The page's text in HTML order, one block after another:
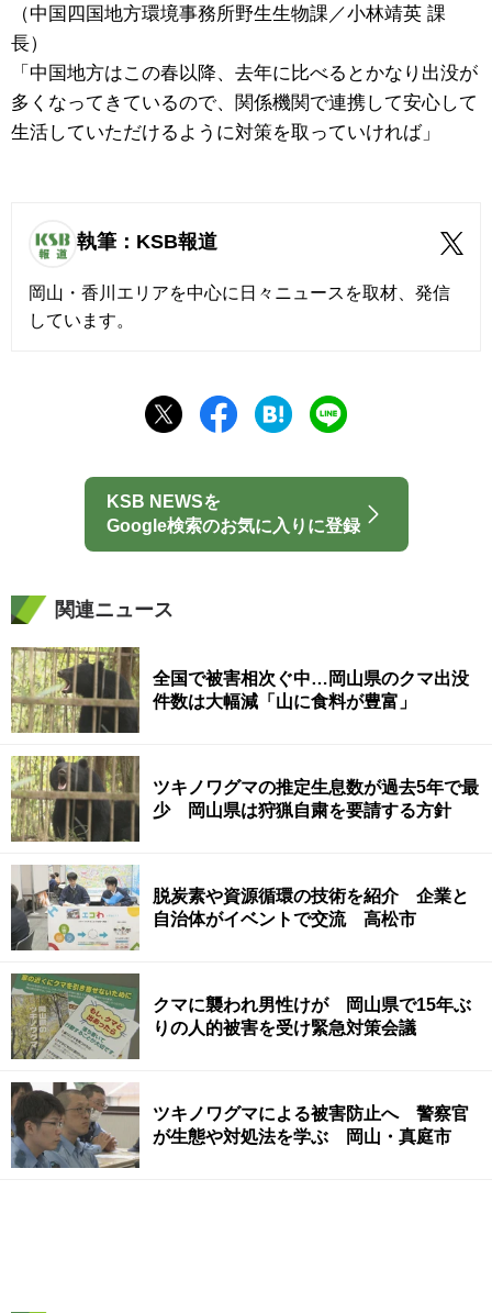
（中国四国地方環境事務所野生生物課／小林靖英 課
長）
「中国地方はこの春以降、去年に比べるとかなり出没が
多くなってきているので、関係機関で連携して安心して
生活していただけるように対策を取っていければ」
執筆：KSB報道
岡山・香川エリアを中心に日々ニュースを取材、発信
しています。
KSB NEWSを
Google検索のお気に入りに登録
関連ニュース
全国で被害相次ぐ中…岡山県のクマ出没
件数は大幅減「山に食料が豊富」
ツキノワグマの推定生息数が過去5年で最
少 岡山県は狩猟自粛を要請する方針
脱炭素や資源循環の技術を紹介 企業と
自治体がイベントで交流 高松市
クマに襲われ男性けが 岡山県で15年ぶ
りの人的被害を受け緊急対策会議
ツキノワグマによる被害防止へ 警察官
が生態や対処法を学ぶ 岡山・真庭市